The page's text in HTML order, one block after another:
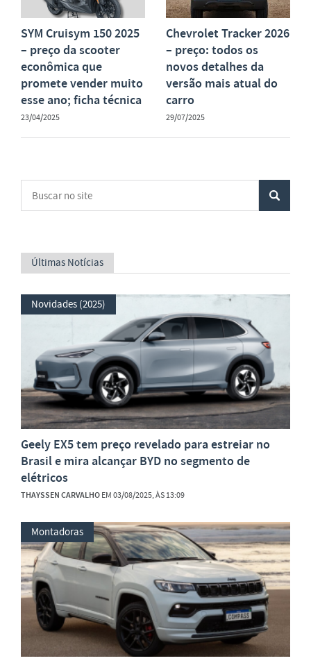
SYM Cruisym 150 2025
– preço da scooter
econômica que
promete vender muito
esse ano; ficha técnica
23/04/2025
Chevrolet Tracker 2026
– preço: todos os
novos detalhes da
versão mais atual do
carro
29/07/2025
Últimas Notícias
Novidades (2025)
Geely EX5 tem preço revelado para estreiar no
Brasil e mira alcançar BYD no segmento de
elétricos
THAYSSEN CARVALHOEM 03/08/2025, ÀS 13:09
Montadoras